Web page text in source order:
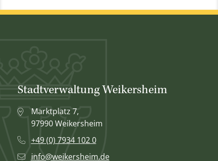
Stadtverwaltung Weikersheim
Marktplatz 7,
97990 Weikersheim
+49 (0) 7934 102 0
info@weikersheim.de